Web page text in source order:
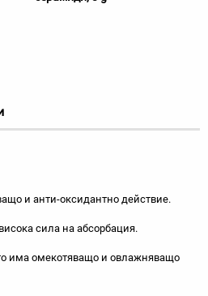
и анти-оксидантно действие.
сила на абсорбация.
има омекотяващо и овлажняващо